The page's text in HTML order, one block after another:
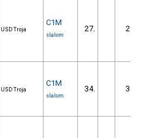
USD Troja
C1M
slalom
27. 20.33
USD Troja
C1M
slalom
34. 36.99